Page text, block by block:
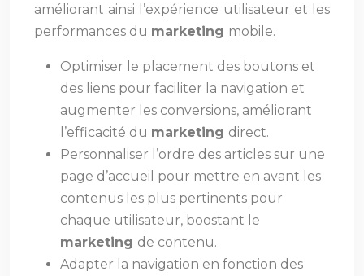
améliorant ainsi l’expérience utilisateur et les
performances du marketing mobile.
Optimiser le placement des boutons et
des liens pour faciliter la navigation et
augmenter les conversions, améliorant
l’efficacité du marketing direct.
Personnaliser l’ordre des articles sur une
page d’accueil pour mettre en avant les
contenus les plus pertinents pour
chaque utilisateur, boostant le
marketing de contenu.
Adapter la navigation en fonction des